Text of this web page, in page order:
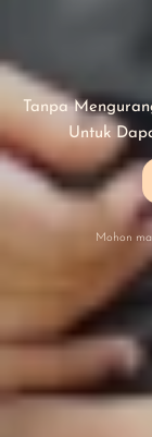
Tanpa
Untuk
Mohon